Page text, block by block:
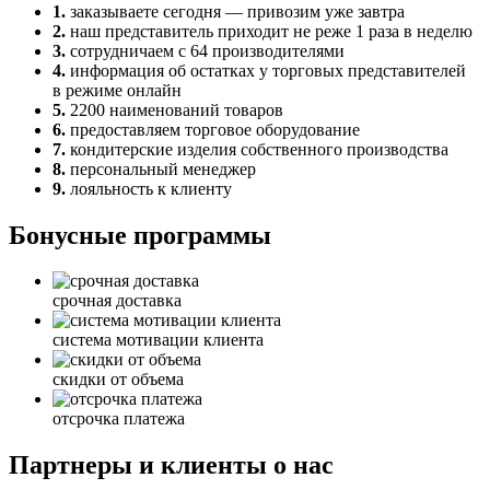
1. заказываете сегодня — привозим уже завтра
2. наш представитель приходит не реже 1 раза в неделю
3. сотрудничаем с 64 производителями
4. информация об остатках у торговых представителей
в режиме онлайн
5. 2200 наименований товаров
6. предоставляем торговое оборудование
7. кондитерские изделия собственного производства
8. персональный менеджер
9. лояльность к клиенту
Бонусные программы
срочная доставка
система мотивации клиента
скидки от объема
отсрочка платежа
Партнеры и клиенты о нас